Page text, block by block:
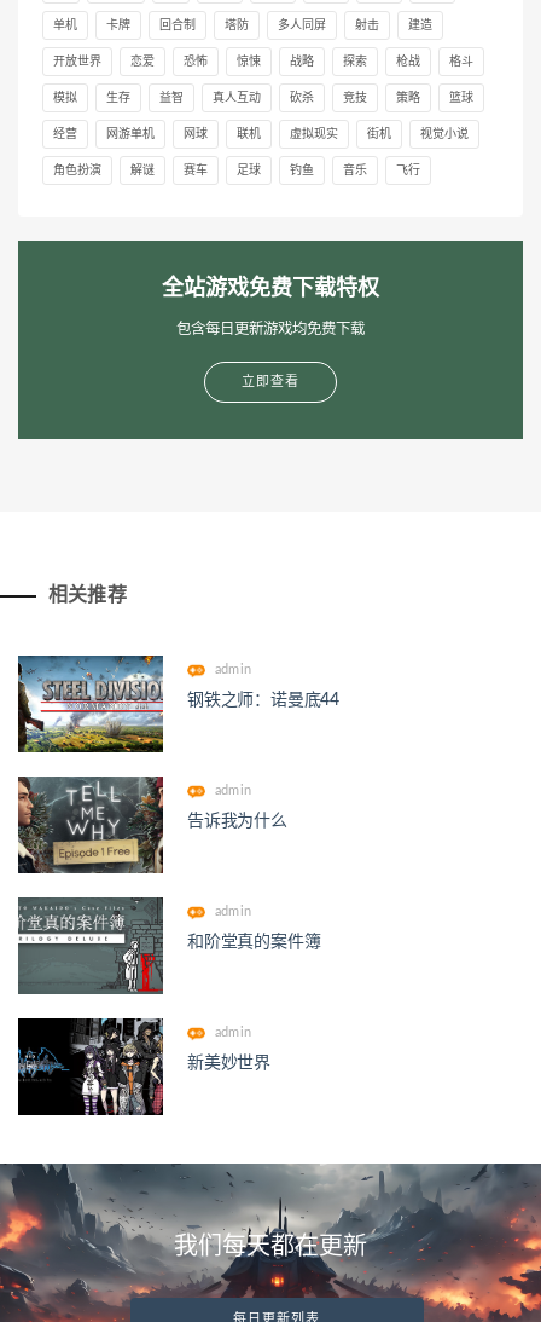
单机 卡牌 回合制 塔防 多人同屏 射击 建造
开放世界 恋爱 恐怖 惊悚 战略 探索 枪战 格斗
模拟 生存 益智 真人互动 砍杀 竞技 策略 篮球
经营 网游单机 网球 联机 虚拟现实 街机 视觉小说
角色扮演 解谜 赛车 足球 钓鱼 音乐 飞行
全站游戏免费下载特权
包含每日更新游戏均免费下载
立即查看
相关推荐
admin
钢铁之师：诺曼底44
admin
告诉我为什么
admin
和阶堂真的案件簿
admin
新美妙世界
我们每天都在更新
每日更新列表